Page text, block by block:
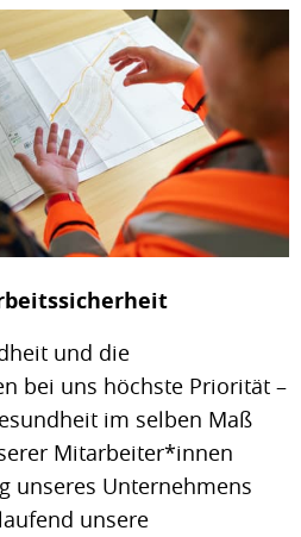
und die
bei uns höchste Priorität –
im selben Maß
Mitarbeiter*innen
unseres Unternehmens
unsere